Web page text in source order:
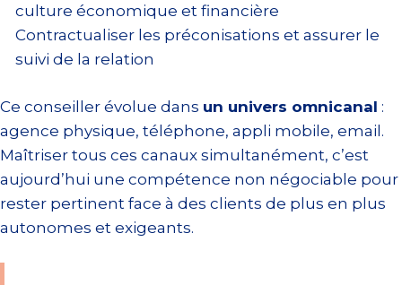
culture économique et financière
Contractualiser les préconisations et assurer le
suivi de la relation
Ce conseiller évolue dans un univers omnicanal :
agence physique, téléphone, appli mobile, email.
Maîtriser tous ces canaux simultanément, c’est
aujourd’hui une compétence non négociable pour
rester pertinent face à des clients de plus en plus
autonomes et exigeants.